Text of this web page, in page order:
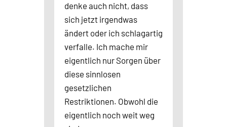
denke auch nicht, dass
sich jetzt irgendwas
ändert oder ich schlagartig
verfalle. Ich mache mir
eigentlich nur Sorgen über
diese sinnlosen
gesetzlichen
Restriktionen. Obwohl die
eigentlich noch weit weg